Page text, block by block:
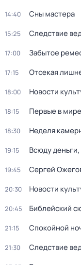
14:40 Сны мастера
15:25 Следствие
17:00 Забытое
17:15 Отсекая
18:00 Новости
18:15 Первые в мире
18:30 Неделя
19:15 Всюду
19:45 Сергей
20:30 Новости
20:45 Библейский
21:15 Спокойной
21:30 Следствие